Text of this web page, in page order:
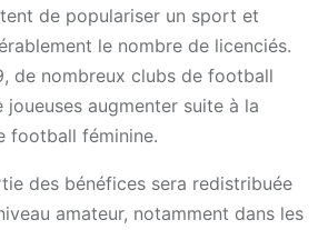
de populariser un sport et
le nombre de licenciés.
de nombreux clubs de football
augmenter suite à la
football féminine.
des bénéfices sera redistribuée
amateur, notamment dans les